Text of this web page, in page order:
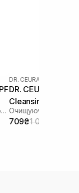
Зволожуючий сонцезахисний крем з рослинним скваланом
DR. CEURACLE
DR. CEURACLE
Cleansing Oil
мл
709₴1 090₴